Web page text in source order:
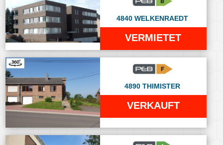
4840 WELKENRAEDT
VERMIETET
4890 THIMISTER
VERKAUFT